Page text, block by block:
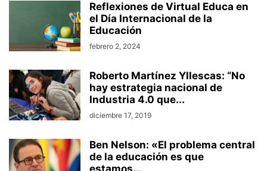
Reflexiones de Virtual Educa en
el Día Internacional de la
Educación
febrero 2, 2024
Roberto Martínez Yllescas: “No
hay estrategia nacional de
Industria 4.0 que...
diciembre 17, 2019
Ben Nelson: «El problema central
de la educación es que